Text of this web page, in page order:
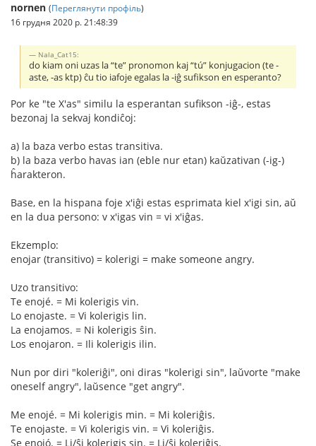
nornen (Переглянути профіль)
16 грудня 2020 р. 21:48:39
Nala_Cat15:
do kiam oni uzas la “te” pronomon kaj “tú” konjugacion (te -
aste, -as ktp) ĉu tio iafoje egalas la -iĝ sufikson en esperanto?
Por ke "te X'as" similu la esperantan sufikson -iĝ-, estas
bezonaj la sekvaj kondiĉoj:
a) la baza verbo estas transitiva.
b) la baza verbo havas ian (eble nur etan) kaŭzativan (-ig-)
ĥarakteron.
Base, en la hispana foje x'iĝi estas esprimata kiel x'igi sin, aŭ
en la dua persono: v x'igas vin = vi x'iĝas.
Ekzemplo:
enojar (transitivo) = kolerigi = make someone angry.
Uzo transitivo:
Te enojé. = Mi kolerigis vin.
Lo enojaste. = Vi kolerigis lin.
La enojamos. = Ni kolerigis ŝin.
Los enojaron. = Ili kolerigis ilin.
Nun por diri "koleriĝi", oni diras "kolerigi sin", laŭvorte "make
oneself angry", laŭsence "get angry".
Me enojé. = Mi kolerigis min. = Mi koleriĝis.
Te enojaste. = Vi kolerigis vin. = Vi koleriĝis.
Se enojó. = Li/ŝi kolerigis sin. = Li/ŝi koleriĝis.